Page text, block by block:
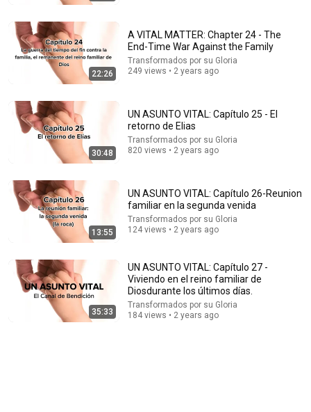
Bill Maher Says There’s No Proof for God... Then THIS
Jaiden Forrest 1.9M views
No matter who it is, if they ask you these 4 questions,
don't answer them or they will look down ...
PsicoReflexión by Yokoi Kenji
Auto-dubbed
864K views
22:26
A VITAL MATTER: Chapter 24 - The
End-Time War Against the Family
Transformados por su Gloria
249 views • 2 years ago
30:48
UN ASUNTO VITAL: Capítulo 25 - El
retorno de Elias
Transformados por su Gloria
820 views • 2 years ago
13:55
UN ASUNTO VITAL: Capítulo 26-Reunion
familiar en la segunda venida
Transformados por su Gloria
124 views • 2 years ago
35:33
UN ASUNTO VITAL: Capítulo 27 -
Viviendo en el reino familiar de
Dios durante los últimos días.
Transformados por su Gloria
184 views • 2 years ago